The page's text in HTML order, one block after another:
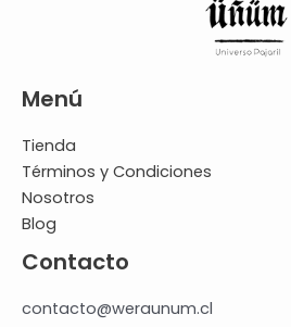
Menú
Tienda
Términos y Condiciones
Nosotros
Blog
Contacto
contacto@weraunum.cl